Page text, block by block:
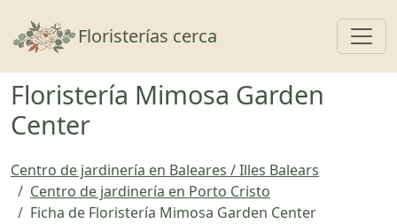
Floristerías cerca
Floristería Mimosa Garden
Center
Centro de jardinería en Baleares / Illes Balears
Centro de jardinería en Porto Cristo
Ficha de Floristería Mimosa Garden Center